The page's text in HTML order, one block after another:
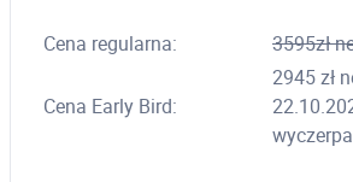
Cena regularna: 3595zł
Cena Early Bird:
2945 zł